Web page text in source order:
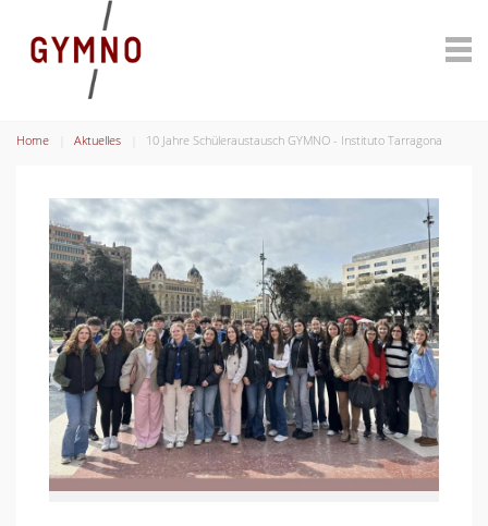
Home Aktuelles 10 Jahre Schüleraustausch GYMNO - Instituto Tarragona